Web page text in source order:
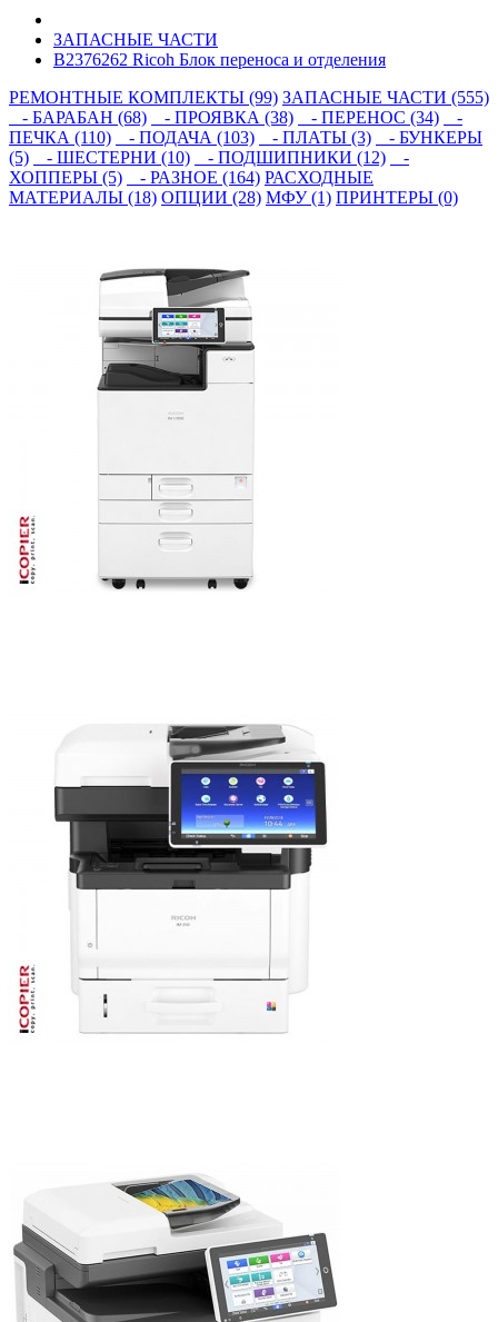
ЗАПАСНЫЕ ЧАСТИ
B2376262 Ricoh Блок переноса и отделения
РЕМОНТНЫЕ КОМПЛЕКТЫ (99) ЗАПАСНЫЕ ЧАСТИ (555)
- БАРАБАН (68)
- ПРОЯВКА (38) - ПЕРЕНОС (34)
-
ПЕЧКА (110)
- ПОДАЧА (103) - ПЛАТЫ (3)
- БУНКЕРЫ
(5)
- ШЕСТЕРНИ (10) - ПОДШИПНИКИ (12)
-
ХОППЕРЫ (5)
- РАЗНОЕ (164) РАСХОДНЫЕ
МАТЕРИАЛЫ (18) ОПЦИИ (28) МФУ (1) ПРИНТЕРЫ (0)